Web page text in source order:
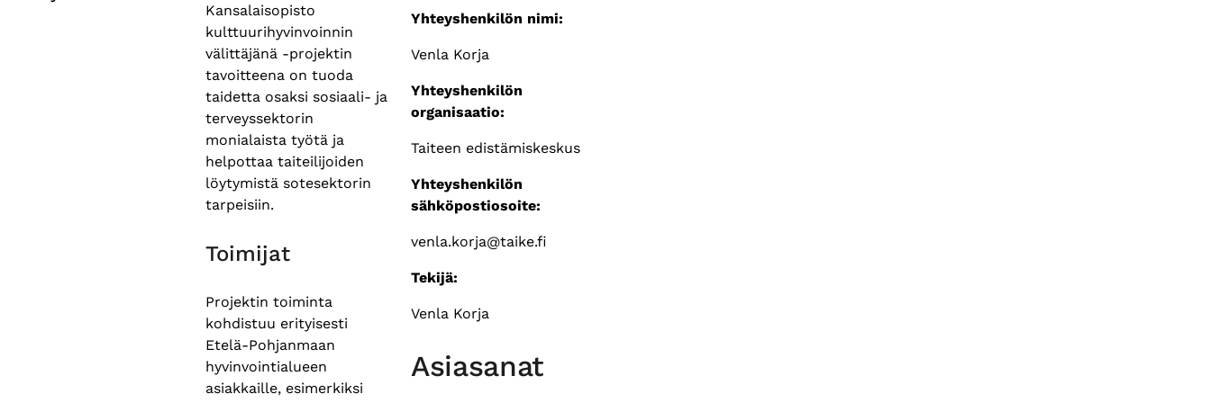
Kansalaisopisto
kulttuurihyvinvoinnin
välittäjänä -projektin
tavoitteena on tuoda
taidetta osaksi sosiaali- ja
terveyssektorin
monialaista työtä ja
helpottaa taiteilijoiden
löytymistä sotesektorin
tarpeisiin.
Toimijat
Projektin toiminta
kohdistuu erityisesti
Etelä-Pohjanmaan
hyvinvointialueen
asiakkaille, esimerkiksi
Yhteyshenkilön nimi:
Venla Korja
Yhteyshenkilön
organisaatio:
Taiteen edistämiskeskus
Yhteyshenkilön
sähköpostiosoite:
venla.korja@taike.fi
Tekijä:
Venla Korja
Asiasanat